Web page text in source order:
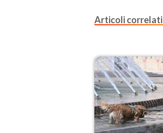
Articoli correlati